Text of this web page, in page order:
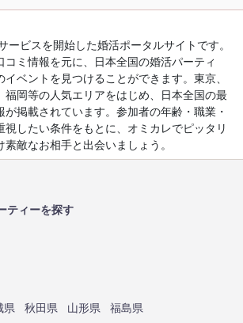
ービスを開始した婚活ポータルサイトです。
コミ情報を元に、日本全国の婚活パーティ
ベントを見つけることができます。東京、
福岡等の人気エリアをはじめ、日本全国の最
が掲載されています。参加者の年齢・職業・
視したい条件をもとに、オミカレでピッタリ
敵なお相手と出会いましょう。
ティーを探す
県 秋田県 山形県
福島県